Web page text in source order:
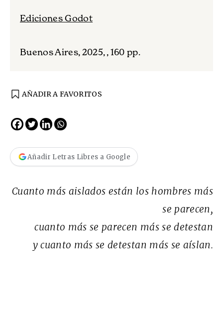
Ediciones Godot
Buenos Aires, 2025, , 160 pp.
AÑADIR A FAVORITOS
Añadir Letras Libres a Google
Cuanto más aislados están los hombres más
se parecen,
cuanto más se parecen más se detestan
y cuanto más se detestan más se aíslan.